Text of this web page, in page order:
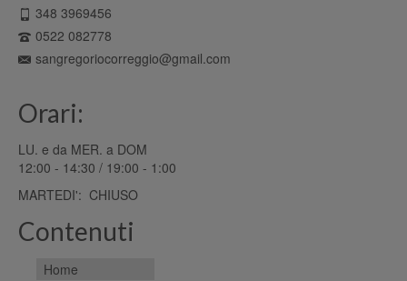
348 3969456
0522 082778
sangregoriocorreggio@gmail.com
Orari:
LU. e da MER. a DOM
12:00 - 14:30 / 19:00 - 1:00
MARTEDI': CHIUSO
Contenuti
Home